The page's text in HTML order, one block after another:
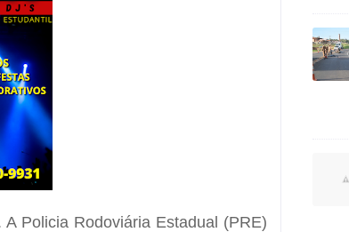
Policia Rodoviária Estadual (PRE)